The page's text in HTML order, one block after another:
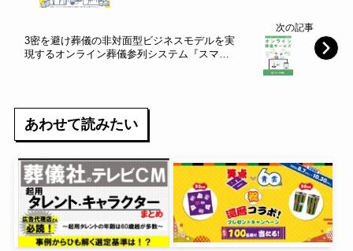
次の記事
3密を避け葬儀の非対面型ビジネスモデルを実
現するオンライン葬儀参列システム『スマー
あわせて読みたい